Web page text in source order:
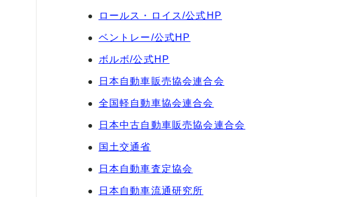
ロールス・ロイス/公式HP
ベントレー/公式HP
ボルボ/公式HP
日本自動車販売協会連合会
全国軽自動車協会連合会
日本中古自動車販売協会連合会
国土交通省
日本自動車査定協会
日本自動車流通研究所